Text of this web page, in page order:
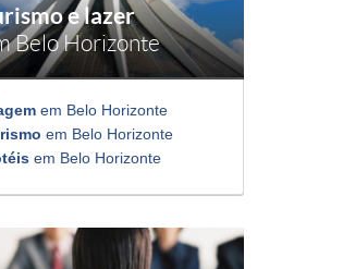
e lazer
Belo Horizonte
em Belo Horizonte
em Belo Horizonte
em Belo Horizonte